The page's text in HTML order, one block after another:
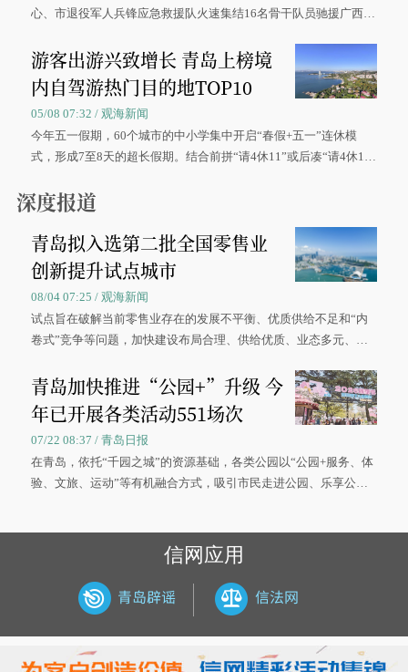
心、市退役军人兵锋应急救援队火速集结16名骨干队员驰援广西灾
游客出游兴致增长 青岛上榜境
内自驾游热门目的地TOP10
05/08 07:32 / 观海新闻
今年五一假期，60个城市的中小学集中开启“春假+五一”连休模
式，形成7至8天的超长假期。结合前拼“请4休11”或后凑“请4休1
深度报道
青岛拟入选第二批全国零售业
创新提升试点城市
08/04 07:25 / 观海新闻
试点旨在破解当前零售业存在的发展不平衡、优质供给不足和“内
卷式”竞争等问题，加快建设布局合理、供给优质、业态多元、智
青岛加快推进“公园+”升级 今
年已开展各类活动551场次
07/22 08:37 / 青岛日报
在青岛，依托“千园之城”的资源基础，各类公园以“公园+服务、体
验、文旅、运动”等有机融合方式，吸引市民走进公园、乐享公
信网应用